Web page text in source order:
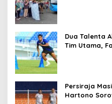
Dua Talenta
Tim Utama,
Persiraja
Hartono